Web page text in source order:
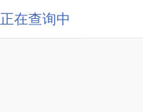
正在查询中